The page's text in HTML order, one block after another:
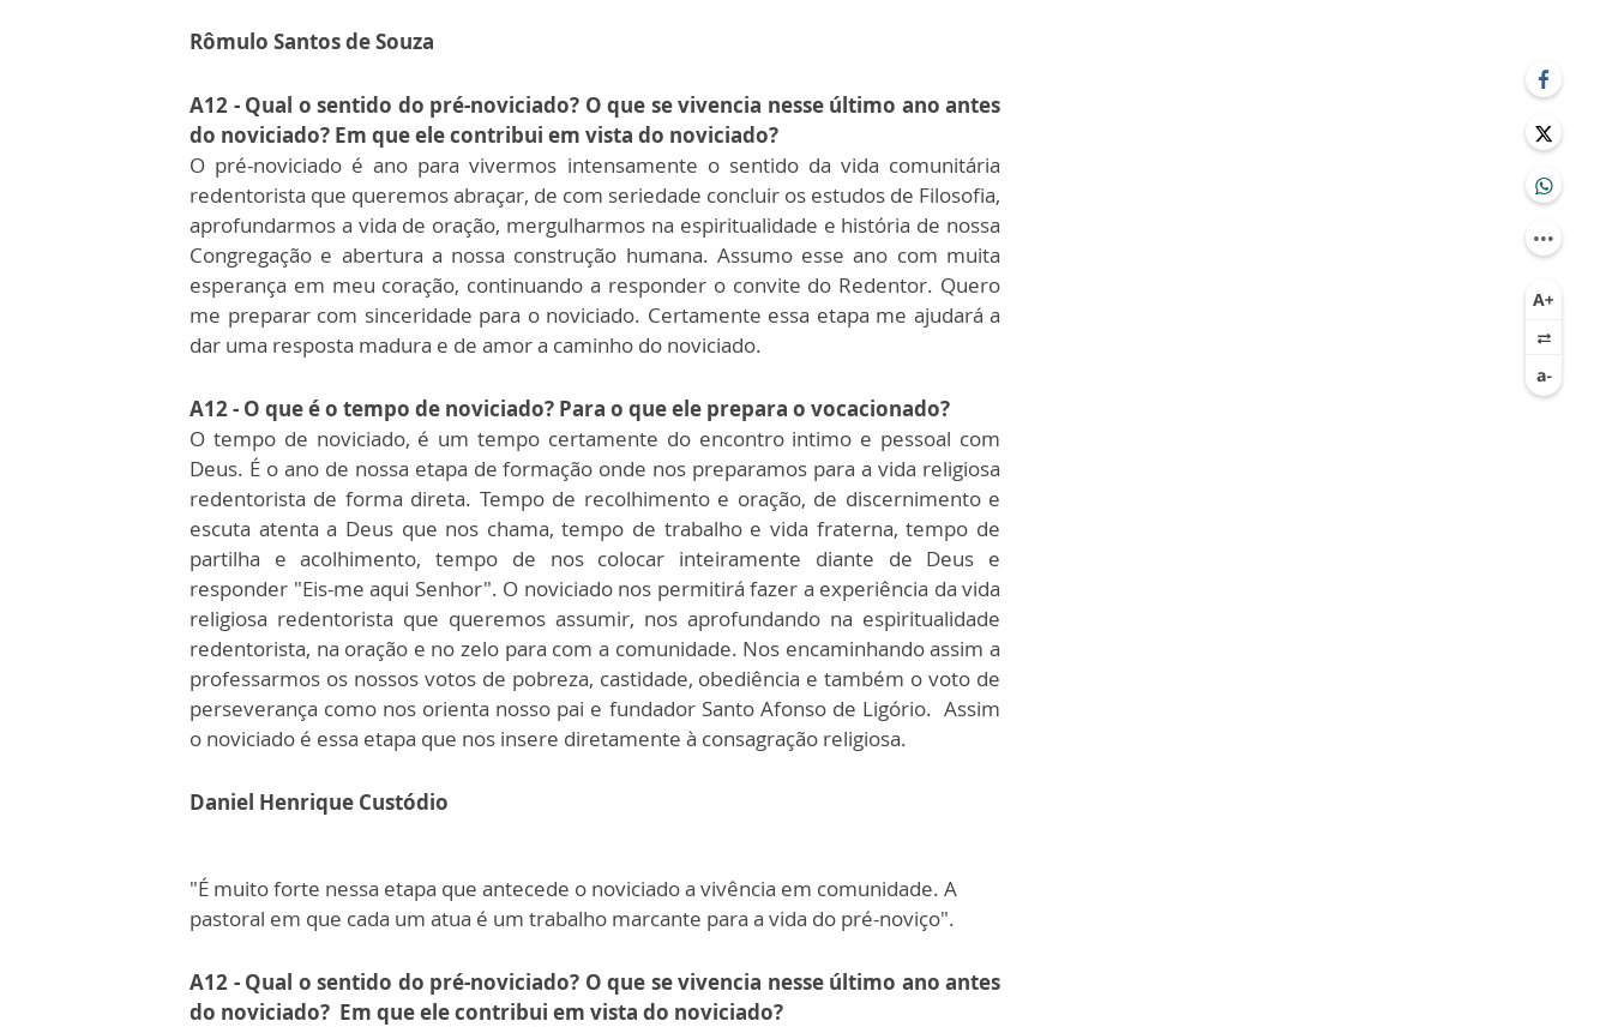
Rômulo Santos de Souza
A12 - Qual o sentido do pré-noviciado? O que se vivencia nesse último ano antes
do noviciado? Em que ele contribui em vista do noviciado?
O pré-noviciado é ano para vivermos intensamente o sentido da vida comunitária
redentorista que queremos abraçar, de com seriedade concluir os estudos de Filosofia,
aprofundarmos a vida de oração, mergulharmos na espiritualidade e história de nossa
Congregação e abertura a nossa construção humana. Assumo esse ano com muita
esperança em meu coração, continuando a responder o convite do Redentor. Quero
me preparar com sinceridade para o noviciado. Certamente essa etapa me ajudará a
dar uma resposta madura e de amor a caminho do noviciado.
A12 - O que é o tempo de noviciado? Para o que ele prepara o vocacionado?
O tempo de noviciado, é um tempo certamente do encontro intimo e pessoal com
Deus. É o ano de nossa etapa de formação onde nos preparamos para a vida religiosa
redentorista de forma direta. Tempo de recolhimento e oração, de discernimento e
escuta atenta a Deus que nos chama, tempo de trabalho e vida fraterna, tempo de
partilha e acolhimento, tempo de nos colocar inteiramente diante de Deus e
responder "Eis-me aqui Senhor". O noviciado nos permitirá fazer a experiência da vida
religiosa redentorista que queremos assumir, nos aprofundando na espiritualidade
redentorista, na oração e no zelo para com a comunidade. Nos encaminhando assim a
professarmos os nossos votos de pobreza, castidade, obediência e também o voto de
perseverança como nos orienta nosso pai e fundador Santo Afonso de Ligório. Assim
o noviciado é essa etapa que nos insere diretamente à consagração religiosa.
Daniel Henrique Custódio
"É muito forte nessa etapa que antecede o noviciado a vivência em comunidade. A
pastoral em que cada um atua é um trabalho marcante para a vida do pré-noviço".
A12 - Qual o sentido do pré-noviciado? O que se vivencia nesse último ano antes
do noviciado? Em que ele contribui em vista do noviciado?